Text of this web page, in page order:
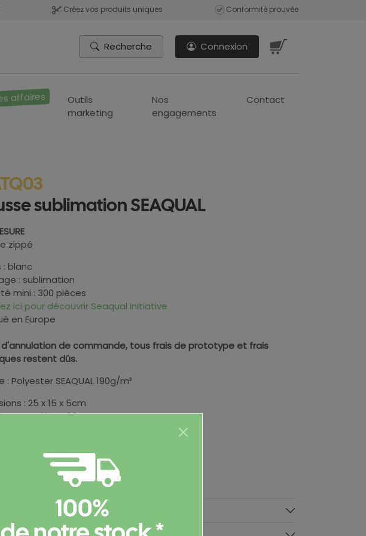
Créez vos produits uniques Conformité prouvée
Recherche Connexion
affaires
Outils
marketing
Nos
engagements
Contact
sublimation SEAQUAL
zippé
: blanc
: sublimation
mini : 300 pièces
ici pour découvrir Seaqual Initiative
en Europe
d'annulation de commande, tous frais de prototype et frais
restent dûs.
: Polyester SEAQUAL 190g/m²
: 25 x 15 x 5cm
par pièce : 20 g
complémentaires
100%